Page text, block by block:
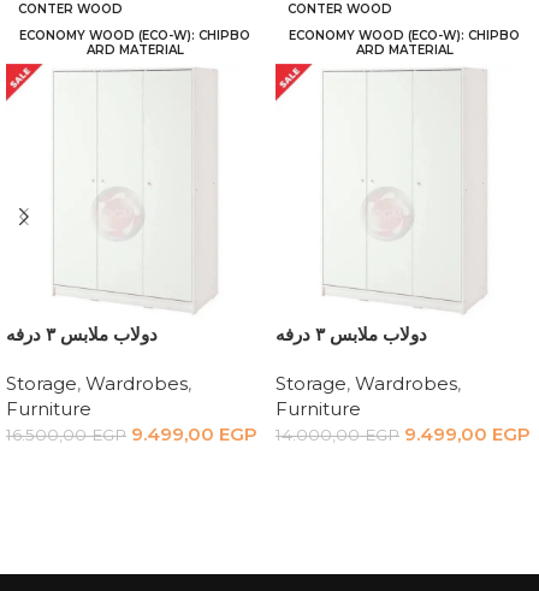
CONTER WOOD
ECONOMY WOOD (ECO-W): CHIPBO
ARD MATERIAL
دولاب ملابس ٣ درفه
Storage, Wardrobes,
Furniture
16.500,00EGP 9.499,00 EGP
CONTER WOOD
ECONOMY WOOD (ECO-W): CHIPBO
ARD MATERIAL
دولاب ملابس ٣ درفه
Storage, Wardrobes,
Furniture
14.000,00EGP 9.499,00 EGP